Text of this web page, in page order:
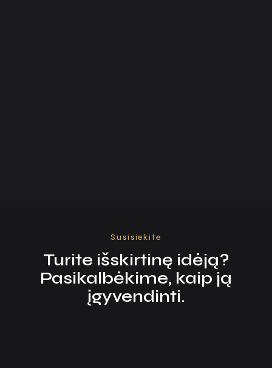
Susisiekite
Turite išskirtinę idėją?
Pasikalbėkime, kaip ją
įgyvendinti.